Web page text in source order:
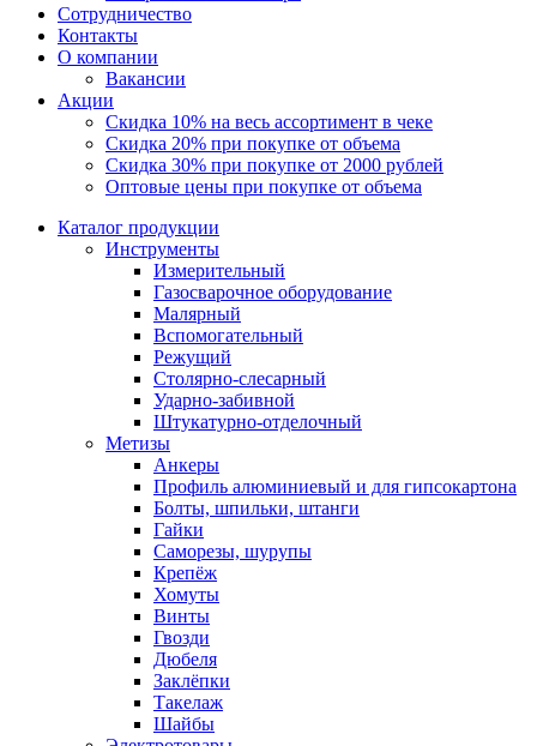
Сотрудничество
Контакты
О компании
Вакансии
Акции
Скидка 10% на весь ассортимент в чеке
Скидка 20% при покупке от объема
Скидка 30% при покупке от 2000 рублей
Оптовые цены при покупке от объема
Каталог продукции
Инструменты
Измерительный
Газосварочное оборудование
Малярный
Вспомогательный
Режущий
Столярно-слесарный
Ударно-забивной
Штукатурно-отделочный
Метизы
Анкеры
Профиль алюминиевый и для гипсокартона
Болты, шпильки, штанги
Гайки
Саморезы, шурупы
Крепёж
Хомуты
Винты
Гвозди
Дюбеля
Заклёпки
Такелаж
Шайбы